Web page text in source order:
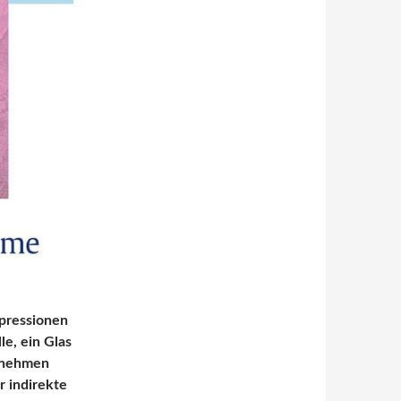
ein Glas
indirekte